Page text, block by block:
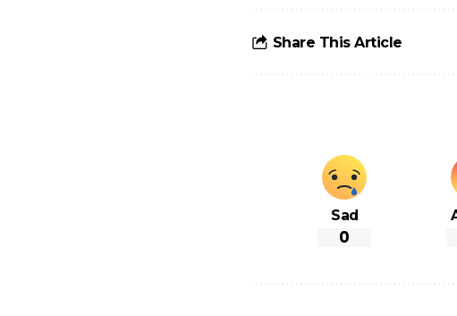
आसान ट्रिक्स
Share This Article
Sad
0